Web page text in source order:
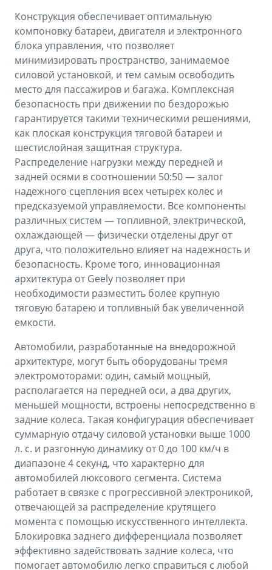
Конструкция обеспечивает оптимальную
компоновку батареи, двигателя и электронного
блока управления, что позволяет
минимизировать пространство, занимаемое
силовой установкой, и тем самым освободить
место для пассажиров и багажа. Комплексная
безопасность при движении по бездорожью
гарантируется такими техническими решениями,
как плоская конструкция тяговой батареи и
шестислойная защитная структура.
Распределение нагрузки между передней и
задней осями в соотношении 50:50 — залог
надежного сцепления всех четырех колес и
предсказуемой управляемости. Все компоненты
различных систем — топливной, электрической,
охлаждающей — физически отделены друг от
друга, что положительно влияет на надежность и
безопасность. Кроме того, инновационная
архитектура от Geely позволяет при
необходимости разместить более крупную
тяговую батарею и топливный бак увеличенной
емкости.
Автомобили, разработанные на внедорожной
архитектуре, могут быть оборудованы тремя
электромоторами: один, самый мощный,
располагается на передней оси, а два других,
меньшей мощности, встроены непосредственно в
задние колеса. Такая конфигурация обеспечивает
суммарную отдачу силовой установки выше 1000
л. с. и разгонную динамику от 0 до 100 км/ч в
диапазоне 4 секунд, что характерно для
автомобилей люксового сегмента. Система
работает в связке с прогрессивной электроникой,
отвечающей за распределение крутящего
момента с помощью искусственного интеллекта.
Блокировка заднего дифференциала позволяет
эффективно задействовать задние колеса, что
помогает автомобилю легко справиться с любой